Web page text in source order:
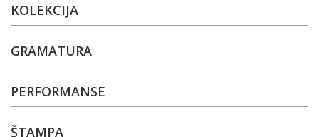
KOLEKCIJA
GRAMATURA
PERFORMANSE
ŠTAMPA